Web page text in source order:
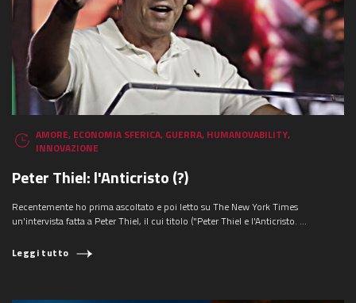
AMORE, ECONOMIA SFERICA, GUERRA, HUMANOVABILITY,
INNOVAZIONE
Peter Thiel: l'Anticristo (?)
Recentemente ho prima ascoltato e poi letto su The New York Times
un'intervista fatta a Peter Thiel, il cui titolo ("Peter Thiel e l'Anticristo. ...
Leggi tutto